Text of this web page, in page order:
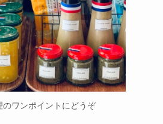
のワンポイントにどうぞ